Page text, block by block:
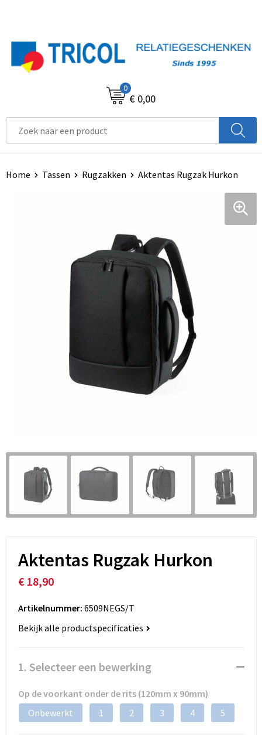
0
€ 0,00
Home Tassen Rugzakken Aktentas Rugzak Hurkon
Aktentas Rugzak Hurkon
€ 18,90
Artikelnummer: 6509NEGS/T
Bekijk alle productspecificaties
1. Selecteer een bewerking
Op de voorkant onder de rits (120mm x 90mm)
Onbewerkt
1 2 3 4 5